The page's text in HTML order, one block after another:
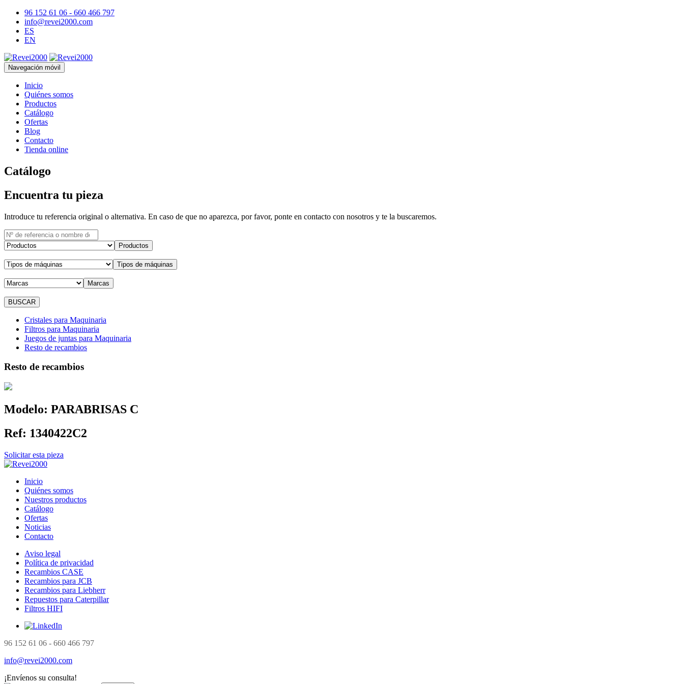
96 152 61 06 - 660 466 797
info@revei2000.com
ES
EN
Navegación móvil
Inicio
Quiénes somos
Productos
Catálogo
Ofertas
Blog
Contacto
Tienda online
Catálogo
Encuentra tu pieza
Introduce tu referencia original o alternativa. En caso de que no aparezca, por favor, ponte en contacto con nosotros y te la buscaremos.
Productos
Tipos de máquinas
Marcas
Cristales para Maquinaria
Filtros para Maquinaria
Juegos de juntas para Maquinaria
Resto de recambios
Resto de recambios
Modelo: PARABRISAS C
Ref: 1340422C2
Solicitar esta pieza
Inicio
Quiénes somos
Nuestros productos
Catálogo
Ofertas
Noticias
Contacto
Aviso legal
Política de privacidad
Recambios CASE
Recambios para JCB
Recambios para Liebherr
Repuestos para Caterpillar
Filtros HIFI
96 152 61 06 - 660 466 797
info@revei2000.com
¡Envíenos su consulta!